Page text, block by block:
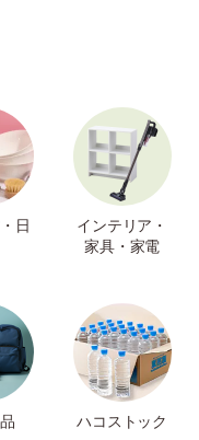
日
インテリア・
家具・家電
ハコストック